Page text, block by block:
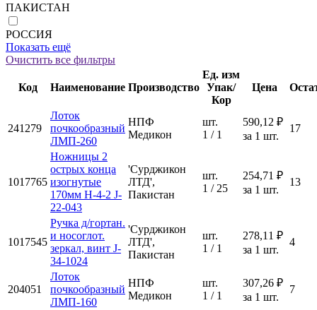
ПАКИСТАН
РОССИЯ
Показать ещё
Очистить все фильтры
Код Наименование Производство
Ед. изм
Упак/
Кор
Цена
241279
Лоток
почкообразный
ЛМП-260
НПФ
Медикон
шт.
1 / 1
590,12 ₽
за 1 шт.
17
1017765
Ножницы 2
острых конца
изогнутые
170мм Н-4-2 J-
22-043
'Сурджикон
ЛТД',
Пакистан
шт.
1 / 25
254,71 ₽
за 1 шт.
13
1017545
Ручка д/гортан.
и носоглот.
зеркал, винт J-
34-1024
'Сурджикон
ЛТД',
Пакистан
шт.
1 / 1
278,11 ₽
за 1 шт.
4
204051
Лоток
почкообразный
ЛМП-160
НПФ
Медикон
шт.
1 / 1
307,26 ₽
за 1 шт.
7